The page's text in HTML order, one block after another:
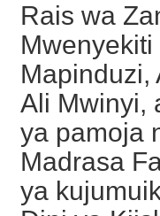
Rais wa
Mapinduzi,
Ali Mwinyi,
ya pamoja
Madrasa
ya